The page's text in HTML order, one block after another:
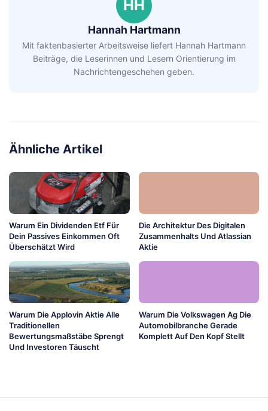
HH
Hannah Hartmann
Mit faktenbasierter Arbeitsweise liefert Hannah Hartmann
Beiträge, die Leserinnen und Lesern Orientierung im
Nachrichtengeschehen geben.
Ähnliche Artikel
Warum Ein Dividenden Etf Für
Dein Passives Einkommen Oft
Überschätzt Wird
Die Architektur Des Digitalen
Zusammenhalts Und Atlassian
Aktie
Warum Die Applovin Aktie Alle
Traditionellen
Bewertungsmaßstäbe Sprengt
Und Investoren Täuscht
Warum Die Volkswagen Ag Die
Automobilbranche Gerade
Komplett Auf Den Kopf Stellt